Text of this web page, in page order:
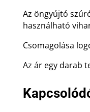
Az öngyújtó
használható
Csomagolása
Az ár egy darab